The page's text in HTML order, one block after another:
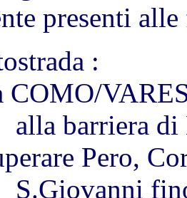
presenti alle
:
di
Pero,
fino al